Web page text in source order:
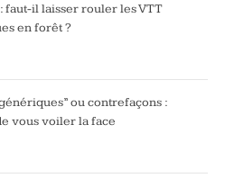
faut-il laisser rouler les VTT
en forêt ?
ou contrefaçons :
vous voiler la face